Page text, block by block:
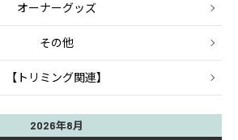
オーナーグッズ
その他
【トリミング関連】
2026年8月